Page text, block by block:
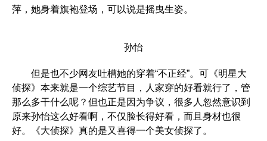
萍，她身着旗袍登场，可以说是摇曳生姿。
孙怡
但是也不少网友吐槽她的穿着“不正经”。可《明星大
侦探》本来就是一个综艺节目，人家穿的好看就行了，管
那么多干什么呢？但也正是因为争议，很多人忽然意识到
原来孙怡这么好看啊，不仅脸长得好看，而且身材也很
好。《大侦探》真的是又喜得一个美女侦探了。